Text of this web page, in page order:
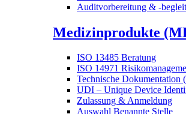
Auditvorbereitung & -
Medizinprodukte
ISO 13485 Beratung
ISO 14971
Technische
UDI – Unique Device
Zulassung & Anmeldung
Auswahl Benannte Stelle